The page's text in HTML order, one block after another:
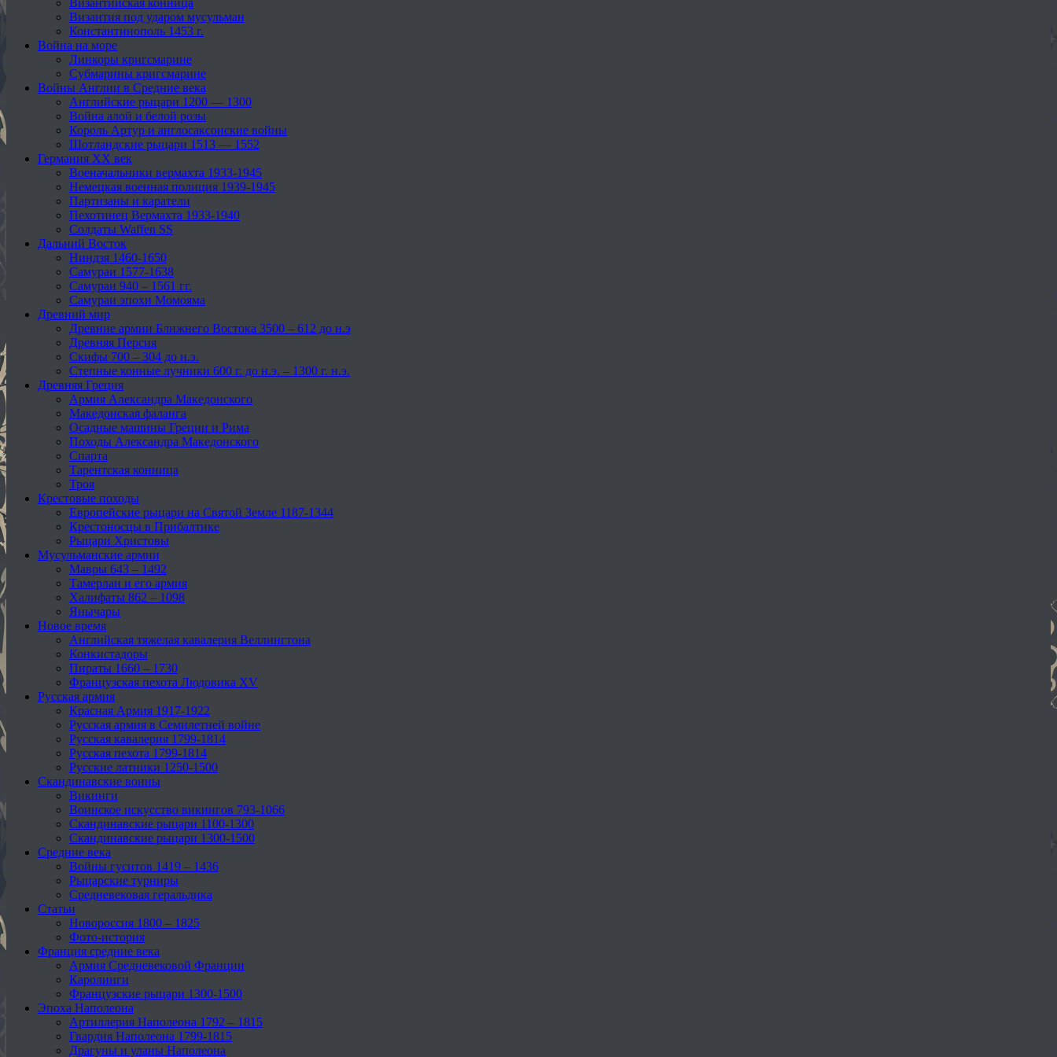
Византийская конница
Византия под ударом мусульман
Константинополь 1453 г.
Война на море
Линкоры кригсмарине
Субмарины кригсмарине
Войны Англии в Средние века
Английские рыцари 1200 — 1300
Война алой и белой розы
Король Артур и англосаксонские войны
Шотландские рыцари 1513 — 1552
Германия XX век
Военачальники вермахта 1933-1945
Немецкая военная полиция 1939-1945
Партизаны и каратели
Пехотинец Вермахта 1933-1940
Солдаты Waffen SS
Дальний Восток
Ниндзя 1460-1650
Самураи 1577-1638
Самураи 940 – 1561 гг.
Самураи эпохи Момояма
Древний мир
Древние армии Ближнего Востока 3500 – 612 до н.э
Древняя Персия
Скифы 700 – 304 до н.э.
Степные конные лучники 600 г. до н.э. – 1300 г. н.э.
Древняя Греция
Армия Александра Македонского
Македонская фаланга
Осадные машины Греции и Рима
Походы Александра Македонского
Спарта
Тарентская конница
Троя
Крестовые походы
Европейские рыцари на Святой Земле 1187-1344
Крестоносцы в Прибалтике
Рыцари Христовы
Мусульманские армии
Мавры 643 – 1492
Тамерлан и его армия
Халифаты 862 – 1098
Янычары
Новое время
Английская тяжелая кавалерия Веллингтона
Конкистадоры
Пираты 1660 – 1730
Французская пехота Людовика XV
Русская армия
Красная Армия 1917-1922
Русская армия в Семилетней войне
Русская кавалерия 1799-1814
Русская пехота 1799-1814
Русские латники 1250-1500
Скандинавские воины
Викинги
Воинское искусство викингов 793-1066
Скандинавские рыцари 1100-1300
Скандинавские рыцари 1300-1500
Средние века
Войны гуситов 1419 – 1436
Рыцарские турниры
Средневековая геральдика
Статьи
Новороссия 1800 – 1825
Фото-история
Франция средние века
Армия Средневековой Франции
Каролинги
Французские рыцари 1300-1500
Эпоха Наполеона
Артиллерия Наполеона 1792 – 1815
Гвардия Наполеона 1799-1815
Драгуны и уланы Наполеона